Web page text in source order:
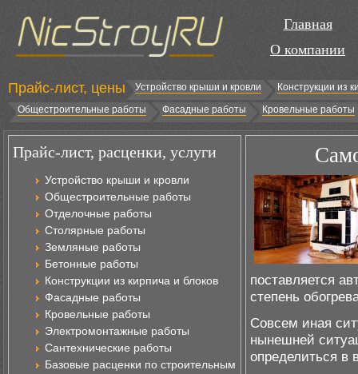
Главная
О компании
Прайс-лист, цены Устройство крыши и кровли
Конструкции из
Общестроительные работы
Фасадные работы Кровельные работы
Прайс-лист, расценки, услуги
Устройство крыши и кровли
Общестроительные работы
Отделочные работы
Столярные работы
Земляные работы
Бетонные работы
Конструкции из кирпича и блоков
Фасадные работы
Кровельные работы
Электромонтажные работы
Сантехнические работы
Базовые расценки по строительным
поставляется
степень
Совсем иная
нынешней
определиться в